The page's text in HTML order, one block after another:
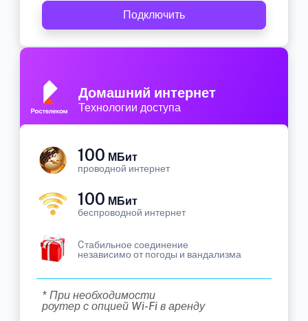
Подключить
Домашний интернет
Технологии доступа
100 МБит
проводной интернет
100 МБит
беспроводной интернет
Cтабильное соединение
независимо от погоды и вандализма
* При необходимости
роутер с опцией Wi-Fi в аренду